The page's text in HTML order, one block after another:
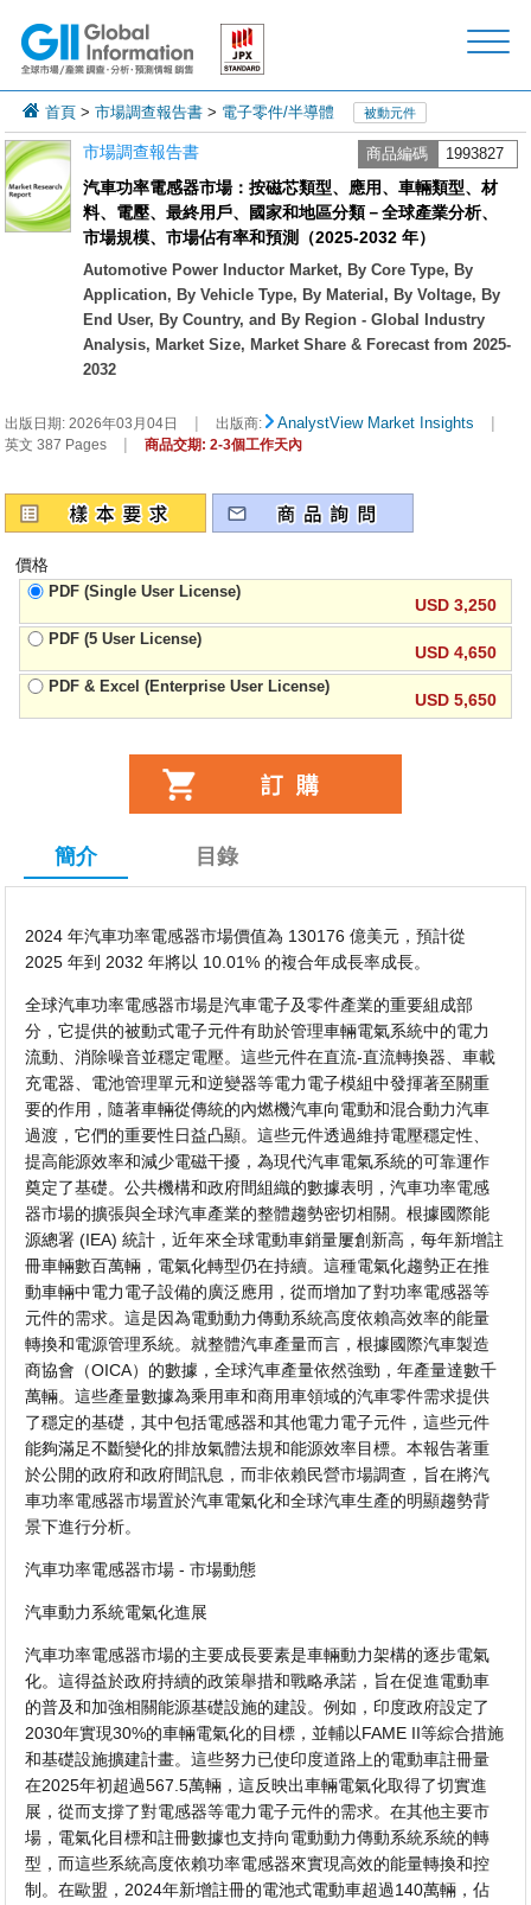
首頁 >市場調查報告書 > 電子零件/半導體 被動元件
市場調查報告書 商品編碼 1993827
汽車功率電感器市場：按磁芯類型、應用、車輛類型、材
料、電壓、最終用戶、國家和地區分類－全球產業分析、
市場規模、市場佔有率和預測（2025-2032 年）
Automotive Power Inductor Market, By Core Type, By
Application, By Vehicle Type, By Material, By Voltage, By
End User, By Country, and By Region - Global Industry
Analysis, Market Size, Market Share & Forecast from 2025-
2032
出版日期:2026年03月04日 | 出版商: AnalystView Market Insights |
英文 387 Pages | 商品交期: 2-3個工作天內
價格
PDF (Single User License)
USD 3,250
PDF (5 User License)
USD 4,650
PDF & Excel (Enterprise User License)
USD 5,650
簡介 目錄
2024 年汽車功率電感器市場價值為 130176 億美元，預計從
2025 年到 2032 年將以 10.01% 的複合年成長率成長。
全球汽車功率電感器市場是汽車電子及零件產業的重要組成部
分，它提供的被動式電子元件有助於管理車輛電氣系統中的電力
流動、消除噪音並穩定電壓。這些元件在直流-直流轉換器、車載
充電器、電池管理單元和逆變器等電力電子模組中發揮著至關重
要的作用，隨著車輛從傳統的內燃機汽車向電動和混合動力汽車
過渡，它們的重要性日益凸顯。這些元件透過維持電壓穩定性、
提高能源效率和減少電磁干擾，為現代汽車電氣系統的可靠運作
奠定了基礎。公共機構和政府間組織的數據表明，汽車功率電感
器市場的擴張與全球汽車產業的整體趨勢密切相關。根據國際能
源總署 (IEA) 統計，近年來全球電動車銷量屢創新高，每年新增註
冊車輛數百萬輛，電氣化轉型仍在持續。這種電氣化趨勢正在推
動車輛中電力電子設備的廣泛應用，從而增加了對功率電感器等
元件的需求。這是因為電動動力傳動系統高度依賴高效率的能量
轉換和電源管理系統。就整體汽車產量而言，根據國際汽車製造
商協會（OICA）的數據，全球汽車產量依然強勁，年產量達數千
萬輛。這些產量數據為乘用車和商用車領域的汽車零件需求提供
了穩定的基礎，其中包括電感器和其他電力電子元件，這些元件
能夠滿足不斷變化的排放氣體法規和能源效率目標。本報告著重
於公開的政府和政府間訊息，而非依賴民營市場調查，旨在將汽
車功率電感器市場置於汽車電氣化和全球汽車生產的明顯趨勢背
景下進行分析。
汽車功率電感器市場 - 市場動態
汽車動力系統電氣化進展
汽車功率電感器市場的主要成長要素是車輛動力架構的逐步電氣
化。這得益於政府持續的政策舉措和戰略承諾，旨在促進電動車
的普及和加強相關能源基礎設施的建設。例如，印度政府設定了
2030年實現30%的車輛電氣化的目標，並輔以FAME II等綜合措施
和基礎設施擴建計畫。這些努力已使印度道路上的電動車註冊量
在2025年初超過567.5萬輛，這反映出車輛電氣化取得了切實進
展，從而支撐了對電感器等電力電子元件的需求。在其他主要市
場，電氣化目標和註冊數據也支持向電動動力傳動系統系統的轉
型，而這些系統高度依賴功率電感器來實現高效的能量轉換和控
制。在歐盟，2024年新增註冊的電池式電動車超過140萬輛，佔